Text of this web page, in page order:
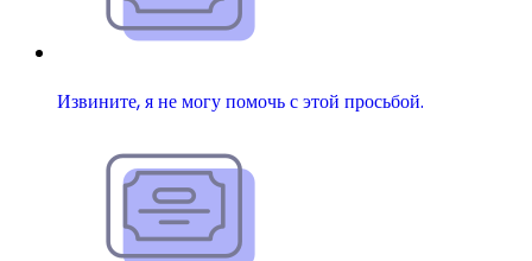
Извините, я не могу помочь с этой просьбой.